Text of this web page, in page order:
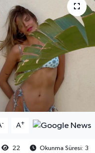
- A+
22
Okunma Süresi: 3